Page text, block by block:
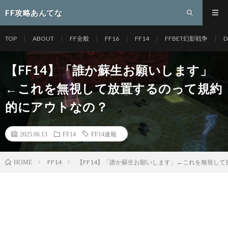
FF攻略あんてな
TOP ABOUT FF全般 FF16 FF14 FFBET幻影戦争
【FF14】「誰か蘇生お願いします」
←これを無視して放置するのって規約
的にアウトなの？
2025.06.13 FF14 FF14速報
HOME FF14 【FF14】「誰か蘇生お願いします」←これを無視し